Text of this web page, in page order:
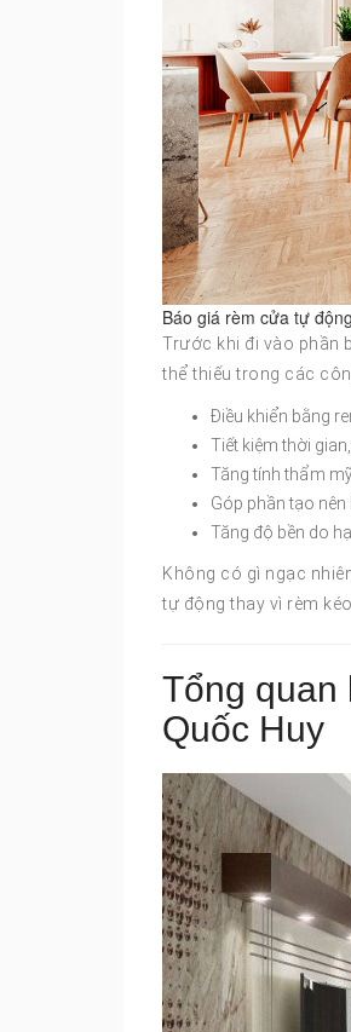
Báo giá rèm cửa tự
Trước khi đi vào phần
thể thiếu trong các
Điều khiển bằng
Tiết kiệm thời
Tăng tính thẩm
Góp phần tạo
Tăng độ bền do
Không có gì ngạc
tự động thay vì rèm
Tổng quan
Quốc Huy